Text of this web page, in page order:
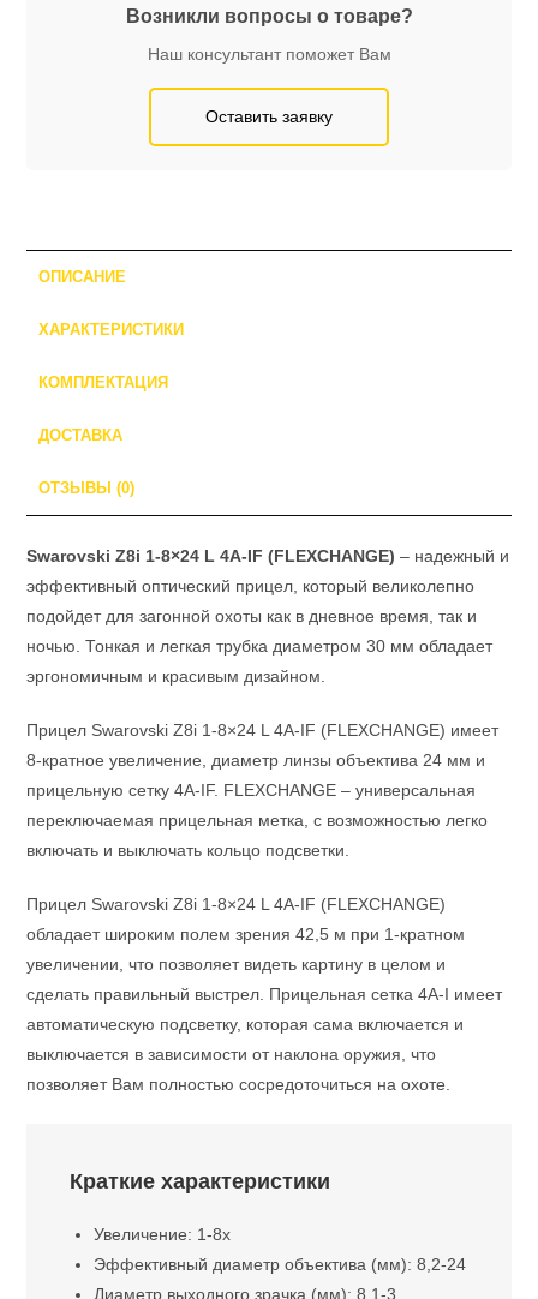
Возникли вопросы о товаре?
Наш консультант поможет Вам
Оставить заявку
ОПИСАНИЕ
ХАРАКТЕРИСТИКИ
КОМПЛЕКТАЦИЯ
ДОСТАВКА
ОТЗЫВЫ (0)
Swarovski Z8i 1-8×24 L 4A-IF (FLEXCHANGE) – надежный и
эффективный оптический прицел, который великолепно
подойдет для загонной охоты как в дневное время, так и
ночью. Тонкая и легкая трубка диаметром 30 мм обладает
эргономичным и красивым дизайном.
Прицел Swarovski Z8i 1-8×24 L 4A-IF (FLEXCHANGE) имеет
8-кратное увеличение, диаметр линзы объектива 24 мм и
прицельную сетку 4A-IF. FLEXCHANGE – универсальная
переключаемая прицельная метка, с возможностью легко
включать и выключать кольцо подсветки.
Прицел Swarovski Z8i 1-8×24 L 4A-IF (FLEXCHANGE)
обладает широким полем зрения 42,5 м при 1-кратном
увеличении, что позволяет видеть картину в целом и
сделать правильный выстрел. Прицельная сетка 4A-I имеет
автоматическую подсветку, которая сама включается и
выключается в зависимости от наклона оружия, что
позволяет Вам полностью сосредоточиться на охоте.
Краткие характеристики
Увеличение: 1-8x
Эффективный диаметр объектива (мм): 8,2-24
Диаметр выходного зрачка (мм): 8,1-3